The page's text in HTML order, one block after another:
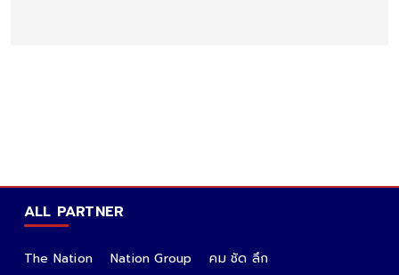
ALL PARTNER
The Nation Nation Group
คม ชัด ลึก